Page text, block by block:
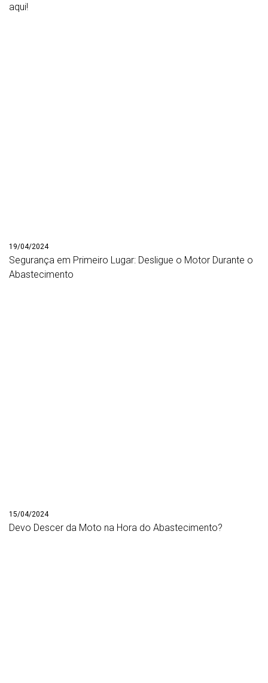
aqui!
19/04/2024
Segurança em Primeiro Lugar: Desligue o Motor Durante o
Abastecimento
15/04/2024
Devo Descer da Moto na Hora do Abastecimento?